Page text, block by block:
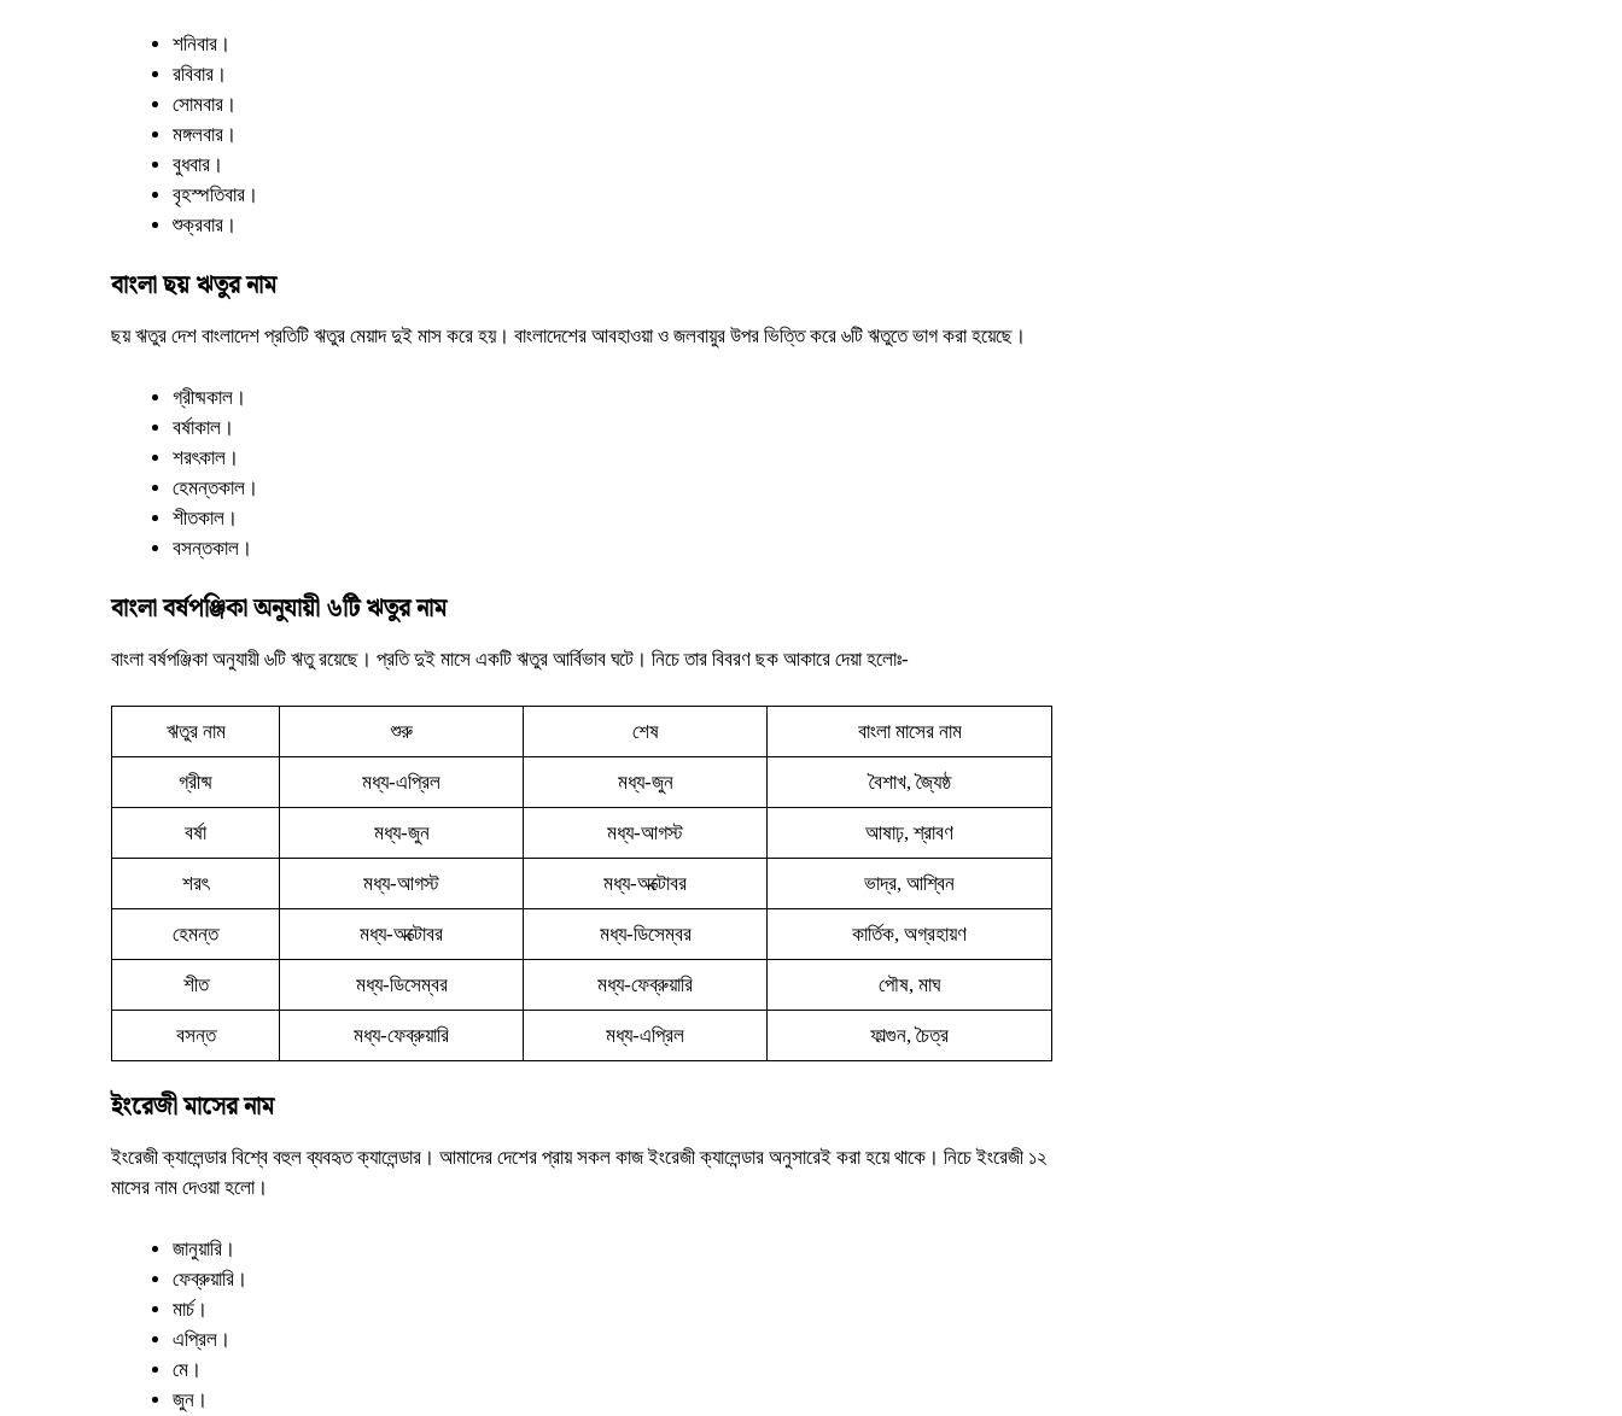
শনিবার।
রবিবার।
সোমবার।
মঙ্গলবার।
বুধবার।
বৃহস্পতিবার।
শুক্রবার।
বাংলা ছয় ঋতুর নাম
ছয় ঋতুর দেশ বাংলাদেশ প্রতিটি ঋতুর মেয়াদ দুই মাস করে হয়। বাংলাদেশের আবহাওয়া ও জলবায়ুর উপর ভিত্তি করে ৬টি ঋতুতে ভাগ করা হয়েছে।
গ্রীষ্মকাল।
বর্ষাকাল।
শরৎকাল।
হেমন্তকাল।
শীতকাল।
বসন্তকাল।
বাংলা বর্ষপঞ্জিকা অনুযায়ী ৬টি ঋতুর নাম
বাংলা বর্ষপঞ্জিকা অনুযায়ী ৬টি ঋতু রয়েছে। প্রতি দুই মাসে একটি ঋতুর আর্বিভাব ঘটে। নিচে তার বিবরণ ছক আকারে দেয়া হলোঃ-
ঋতুর নাম শুরু শেষ বাংলা মাসের নাম
গ্রীষ্ম মধ্য-এপ্রিল মধ্য-জুন বৈশাখ, জ্যৈষ্ঠ
বর্ষা মধ্য-জুন মধ্য-আগস্ট আষাঢ়, শ্রাবণ
শরৎ মধ্য-আগস্ট মধ্য-অক্টোবর ভাদ্র, আশ্বিন
হেমন্ত মধ্য-অক্টোবর মধ্য-ডিসেম্বর কার্তিক, অগ্রহায়ণ
শীত মধ্য-ডিসেম্বর মধ্য-ফেব্রুয়ারি পৌষ, মাঘ
বসন্ত মধ্য-ফেব্রুয়ারি মধ্য-এপ্রিল ফাল্গুন, চৈত্র
ইংরেজী মাসের নাম
ইংরেজীক্যালেন্ডার বিশ্বে বহুল ব্যবহৃতক্যালেন্ডার । আমাদের দেশের প্রায় সকল কাজ ইংরেজী ক্যালেন্ডার অনুসারেই করা হয়ে থাকে। নিচে ইংরেজী ১২
মাসের নাম দেওয়া হলো।
জানুয়ারি।
ফেব্রুয়ারি।
মার্চ।
এপ্রিল ।
মে ।
জুন।